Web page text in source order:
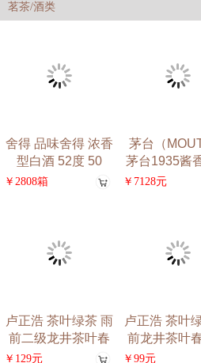
茗茶/酒类
舍得 品味舍得 浓香
型白酒 52度 50
￥2808箱
茅台（
茅台1935酱
￥7128元
卢正浩 茶叶绿茶 雨
前二级龙井茶叶春
￥129元
卢正浩 茶叶
前龙井茶叶
￥99元